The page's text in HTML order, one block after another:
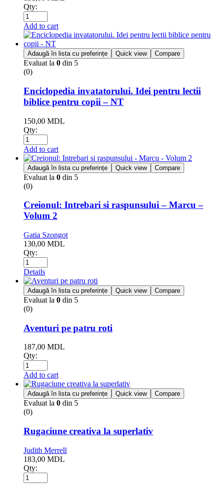
Qty:
Add to cart
Adaugă în lista cu preferințe Quick view Compare
Evaluat la 0 din 5
(0)
Enciclopedia invatatorului. Idei pentru lectii
biblice pentru copii – NT
150,00 MDL
Qty:
Add to cart
Adaugă în lista cu preferințe Quick view Compare
Evaluat la 0 din 5
(0)
Creionul: Intrebari si raspunsului – Marcu –
Volum 2
Gatia Szongot
130,00 MDL
Qty:
Details
Adaugă în lista cu preferințe Quick view Compare
Evaluat la 0 din 5
(0)
Aventuri pe patru roti
187,00 MDL
Qty:
Add to cart
Adaugă în lista cu preferințe Quick view Compare
Evaluat la 0 din 5
(0)
Rugaciune creativa la superlativ
Judith Merrell
183,00 MDL
Qty: